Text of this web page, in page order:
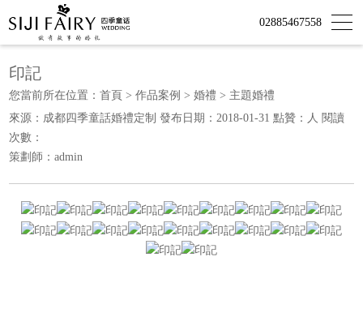
02885467558
印記
您當前所在位置：首頁 >作品案例 >婚禮 > 主題婚禮
來源：成都四季童話婚禮定制 發布日期：2018-01-31 點贊： 人 閱讀
次數：
策劃師：admin